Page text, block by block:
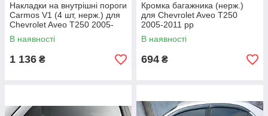
Накладки на внутрішні пороги
Carmos V1 (4 шт, нерж.) для
Chevrolet Aveo T250 2005-
2011 рр
В наявності
1 136 ₴
Кромка багажника (нерж.)
для Chevrolet Aveo T250
2005-2011 рр
В наявності
694 ₴